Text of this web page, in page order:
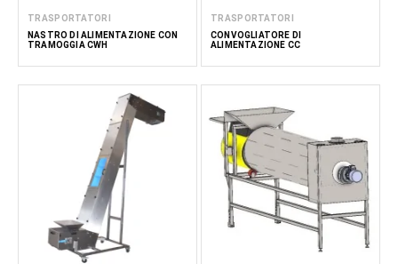
TRASPORTATORI
NASTRO DI ALIMENTAZIONE CON
TRAMOGGIA CWH
TRASPORTATORI
CONVOGLIATORE DI
ALIMENTAZIONE CC